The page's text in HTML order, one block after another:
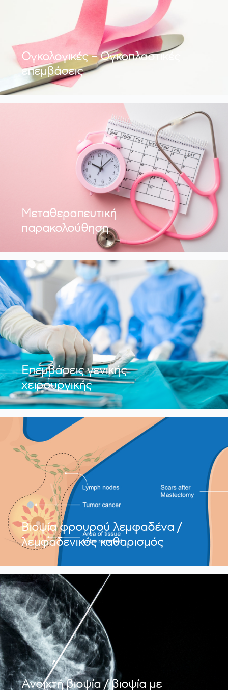
Ογκολογικές – Ογκοπλαστικές
επεμβάσεις
Μεταθεραπευτική
παρακολούθηση
Επεμβάσεις γενικής
χειρουργικής
Βιοψία φρουρού λεμφαδένα /
λεμφαδενικός καθαρισμός
Ανοιχτή βιοψία / βιοψία με